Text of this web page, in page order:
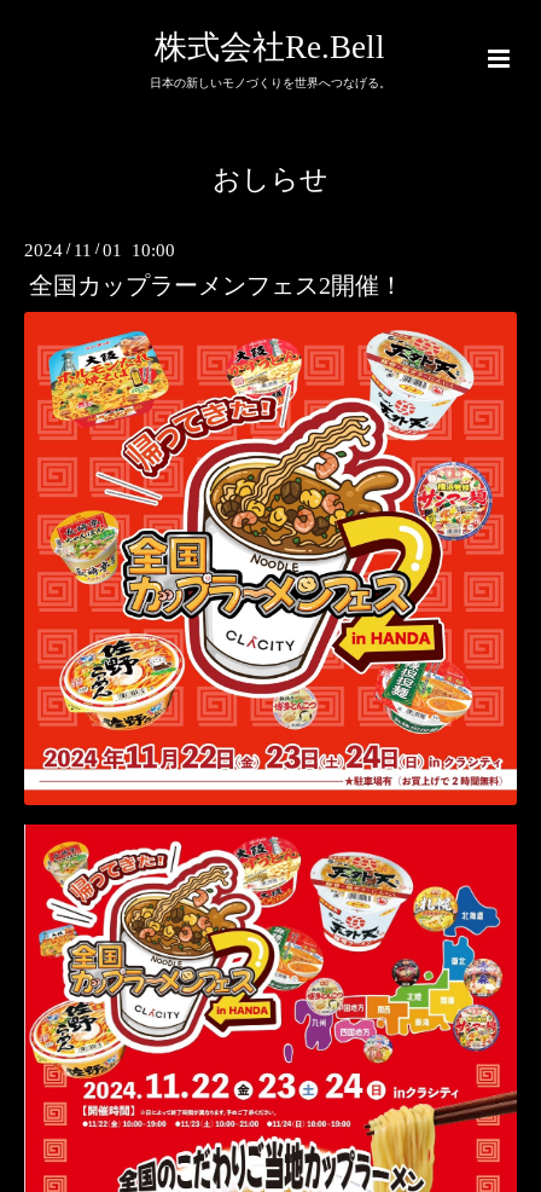
株式会社Re.Bell
日本の新しいモノづくりを世界へつなげる。
おしらせ
2024 / 11 /01 10:00
全国カップラーメンフェス2開催！